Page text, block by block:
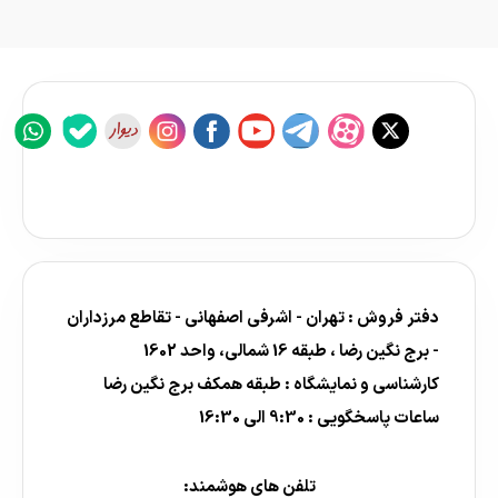
دفتر فروش : تهران - اشرفی اصفهانی - تقاطع مرزداران
- برج نگین رضا ، طبقه 16 شمالی، واحد 1602
کارشناسی و نمایشگاه : طبقه همکف برج نگین رضا
ساعات پاسخگویی : 9:30 الی 16:30
تلفن های هوشمند: